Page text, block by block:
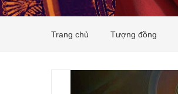
Trang chủ Tượng đồng